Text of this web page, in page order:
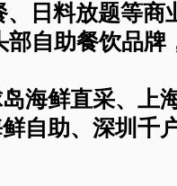
日料放题等商
部自助餐饮品牌
海鲜直采、上
自助、深圳千